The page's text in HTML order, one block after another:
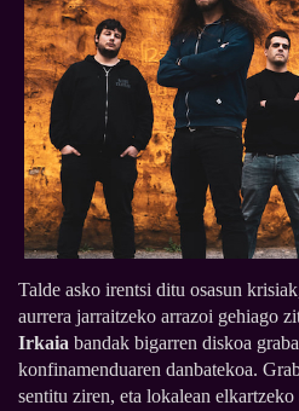
Talde asko irentsi ditu osasun
aurrera jarraitzeko arrazoi gehiago
Irkaia bandak bigarren diskoa
konfinamenduaren danbatekoa.
sentitu ziren, eta lokalean